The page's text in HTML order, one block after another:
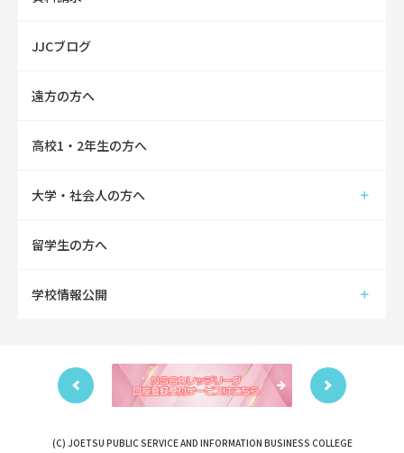
JJCブログ
遠方の方へ
高校1・2年生の方へ
大学・社会人の方へ
留学生の方へ
学校情報公開
(C) JOETSU PUBLIC SERVICE AND INFORMATION BUSINESS COLLEGE